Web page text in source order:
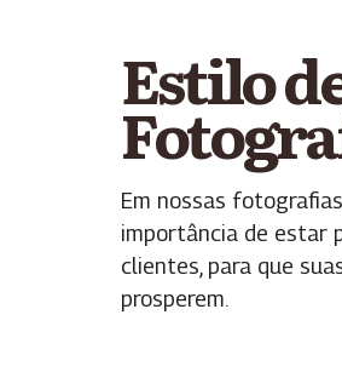
Estilo
Em nossas
importância de estar
clientes, para que
prosperem.